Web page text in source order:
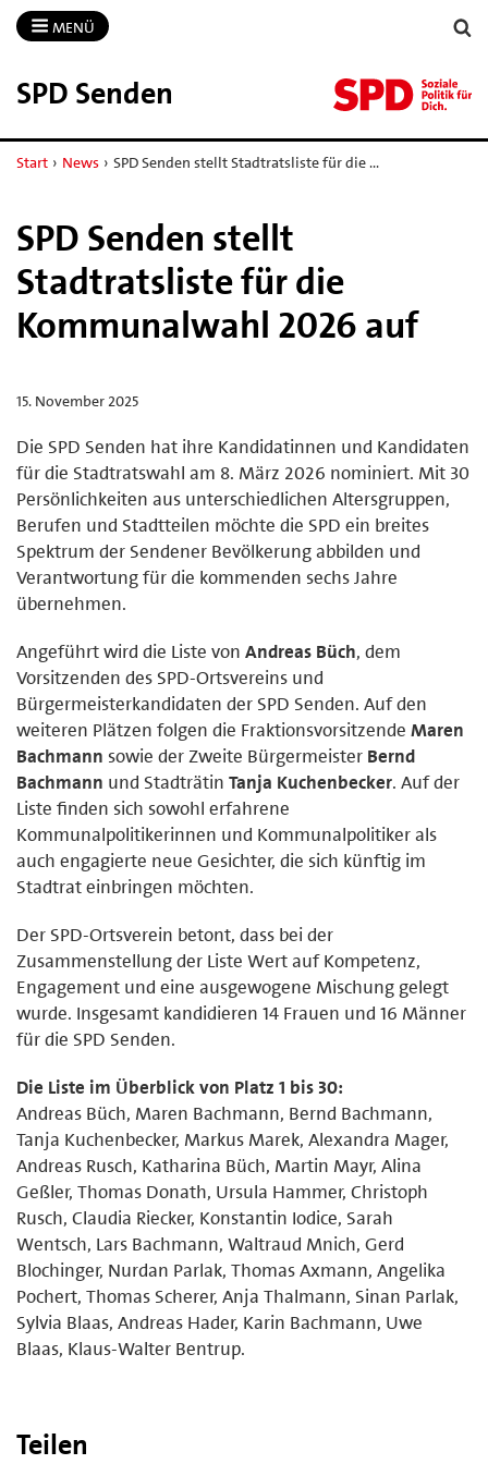
MENÜ
SPD Senden
Start › News › SPD Senden stellt Stadtratsliste für die …
SPD Senden stellt
Stadtratsliste für die
Kommunalwahl 2026 auf
15. November 2025
Die SPD Senden hat ihre Kandidatinnen und Kandidaten
für die Stadtratswahl am 8. März 2026 nominiert. Mit 30
Persönlichkeiten aus unterschiedlichen Altersgruppen,
Berufen und Stadtteilen möchte die SPD ein breites
Spektrum der Sendener Bevölkerung abbilden und
Verantwortung für die kommenden sechs Jahre
übernehmen.
Angeführt wird die Liste von Andreas Büch, dem
Vorsitzenden des SPD-Ortsvereins und
Bürgermeisterkandidaten der SPD Senden. Auf den
weiteren Plätzen folgen die Fraktionsvorsitzende Maren
Bachmann sowie der Zweite Bürgermeister Bernd
Bachmann und Stadträtin Tanja Kuchenbecker. Auf der
Liste finden sich sowohl erfahrene
Kommunalpolitikerinnen und Kommunalpolitiker als
auch engagierte neue Gesichter, die sich künftig im
Stadtrat einbringen möchten.
Der SPD-Ortsverein betont, dass bei der
Zusammenstellung der Liste Wert auf Kompetenz,
Engagement und eine ausgewogene Mischung gelegt
wurde. Insgesamt kandidieren 14 Frauen und 16 Männer
für die SPD Senden.
Die Liste im Überblick von Platz 1 bis 30:
Andreas Büch, Maren Bachmann, Bernd Bachmann,
Tanja Kuchenbecker, Markus Marek, Alexandra Mager,
Andreas Rusch, Katharina Büch, Martin Mayr, Alina
Geßler, Thomas Donath, Ursula Hammer, Christoph
Rusch, Claudia Riecker, Konstantin Iodice, Sarah
Wentsch, Lars Bachmann, Waltraud Mnich, Gerd
Blochinger, Nurdan Parlak, Thomas Axmann, Angelika
Pochert, Thomas Scherer, Anja Thalmann, Sinan Parlak,
Sylvia Blaas, Andreas Hader, Karin Bachmann, Uwe
Blaas, Klaus-Walter Bentrup.
Teilen